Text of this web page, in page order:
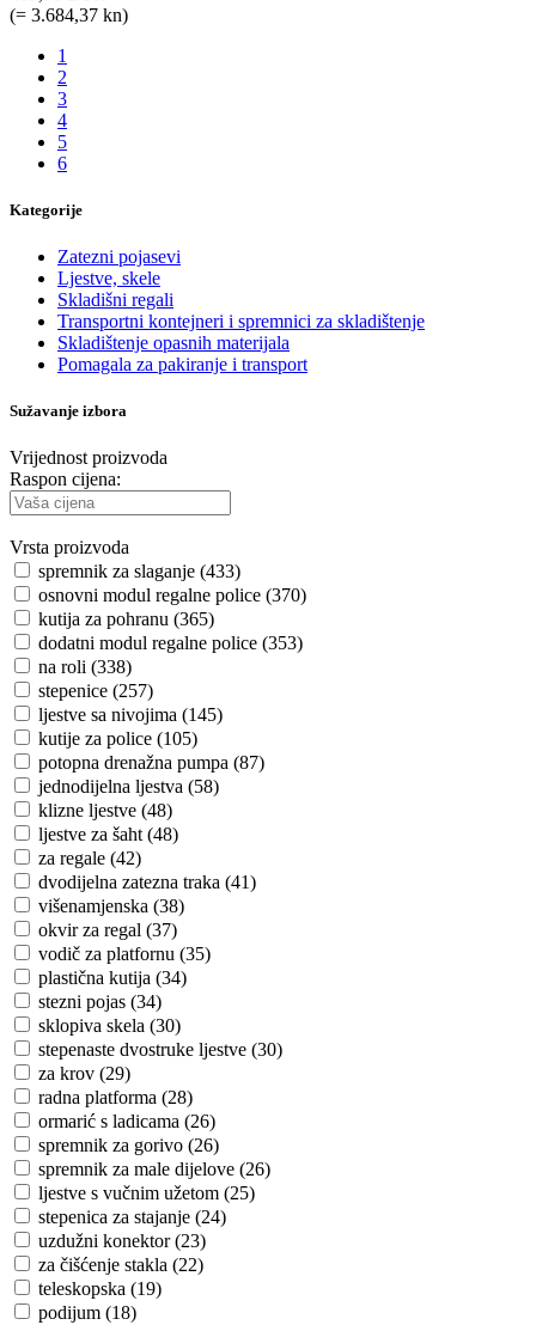
(= 3.684,37 kn)
1
2
3
4
5
6
Kategorije
Zatezni pojasevi
Ljestve, skele
Skladišni regali
Transportni kontejneri i spremnici za skladištenje
Skladištenje opasnih materijala
Pomagala za pakiranje i transport
Sužavanje izbora
Vrijednost proizvoda
Raspon cijena:
Vrsta proizvoda
spremnik za slaganje (433)
osnovni modul regalne police (370)
kutija za pohranu (365)
dodatni modul regalne police (353)
na roli (338)
stepenice (257)
ljestve sa nivojima (145)
kutije za police (105)
potopna drenažna pumpa (87)
jednodijelna ljestva (58)
klizne ljestve (48)
ljestve za šaht (48)
za regale (42)
dvodijelna zatezna traka (41)
višenamjenska (38)
okvir za regal (37)
vodič za platfornu (35)
plastična kutija (34)
stezni pojas (34)
sklopiva skela (30)
stepenaste dvostruke ljestve (30)
za krov (29)
radna platforma (28)
ormarić s ladicama (26)
spremnik za gorivo (26)
spremnik za male dijelove (26)
ljestve s vučnim užetom (25)
stepenica za stajanje (24)
uzdužni konektor (23)
za čišćenje stakla (22)
teleskopska (19)
podijum (18)